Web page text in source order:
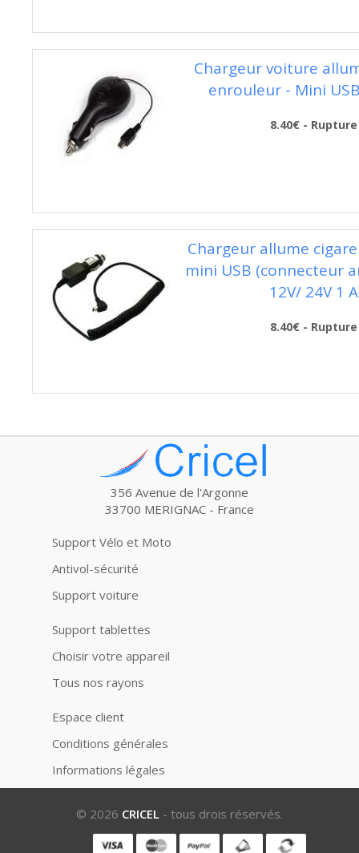
Chargeur voiture
enrouleur - Mini
8.40€ - Rupture
Chargeur allume
mini USB (connecteur
12V/ 24V 1 A
8.40€ - Rupture
356 Avenue de l'Argonne
33700 MERIGNAC - France
Support Vélo et Moto
Antivol-sécurité
Support voiture
Support tablettes
Choisir votre appareil
Tous nos rayons
Espace client
Conditions générales
Informations légales
© 2026 CRICEL - tous drois réservés.